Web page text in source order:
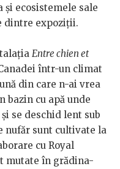
și ecosistemele sale
dintre expoziții.
Entre chien et
într-un climat
din care n-ai vrea
bazin cu apă unde
se deschid lent sub
nufăr sunt cultivate la
cu Royal
mutate în grădina-